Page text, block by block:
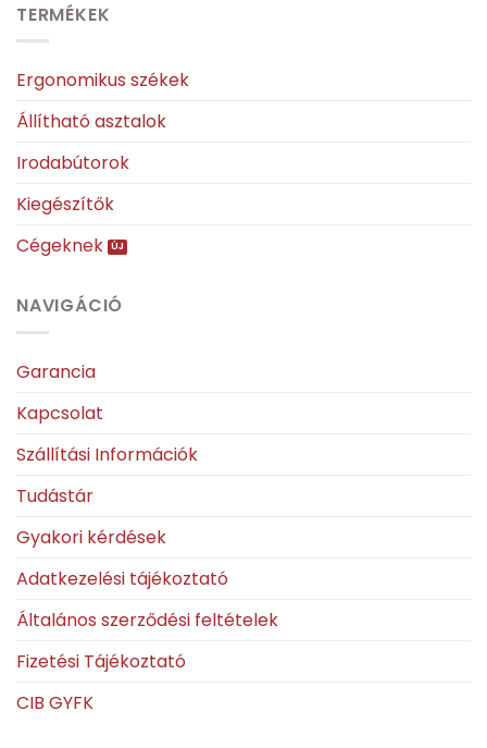
TERMÉKEK
Ergonomikus székek
Állítható asztalok
Irodabútorok
Kiegészítők
Cégeknek
NAVIGÁCIÓ
Garancia
Kapcsolat
Szállítási Információk
Tudástár
Gyakori kérdések
Adatkezelési tájékoztató
Általános szerződési feltételek
Fizetési Tájékoztató
CIB GYFK